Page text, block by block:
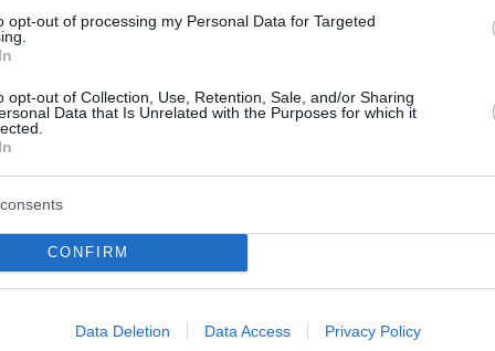
opt-out of processing my Personal Data for Targeted
opt-out of Collection, Use, Retention, Sale, and/or Sharing
Data that Is Unrelated with the Purposes for which it
CONFIRM
Data Deletion Data Access Privacy Policy
νέας εποχής.
πάρα πολύ καλά τι συμβαίνει» είπε ο
σε άλλο σημείο ανέφερε ότι «δεν μπορούμε
Όμως δεν μπορούμε και να μην
το διάστημα σχετικής ηρεμίας του
Συναντήθηκα πρόσφατα με τον
μου και του ζήτησα να διατηρηθεί το ήρεμο